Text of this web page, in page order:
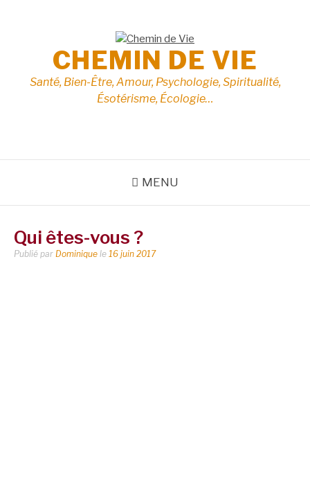
CHEMIN DE VIE
Santé, Bien-Être, Amour, Psychologie, Spiritualité,
Ésotérisme, Écologie…
MENU
Qui êtes-vous ?
Publié par Dominique le 16 juin 2017